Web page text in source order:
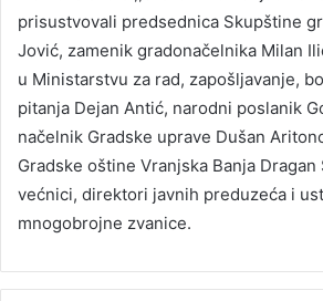
prisustvovali predsednica Skupštine
Jović, zamenik gradonačelnika Milan
u Ministarstvu za rad, zapošljavanje,
pitanja Dejan Antić, narodni poslanik
načelnik Gradske uprave Dušan
Gradske oštine Vranjska Banja
većnici, direktori javnih preduzeća i
mnogobrojne zvanice.